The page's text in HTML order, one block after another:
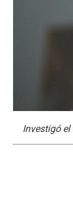
Investigó el